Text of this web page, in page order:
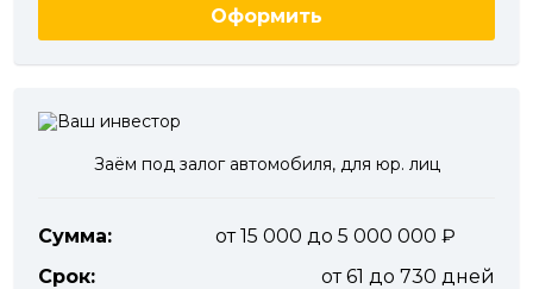
Оформить
Заём под залог автомобиля, для юр. лиц
Сумма:
от 15 000 до 5 000 000
Срок:
от 61 до 730 дней